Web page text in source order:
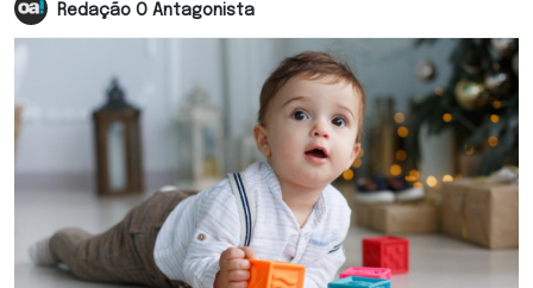
Redação O Antagonista